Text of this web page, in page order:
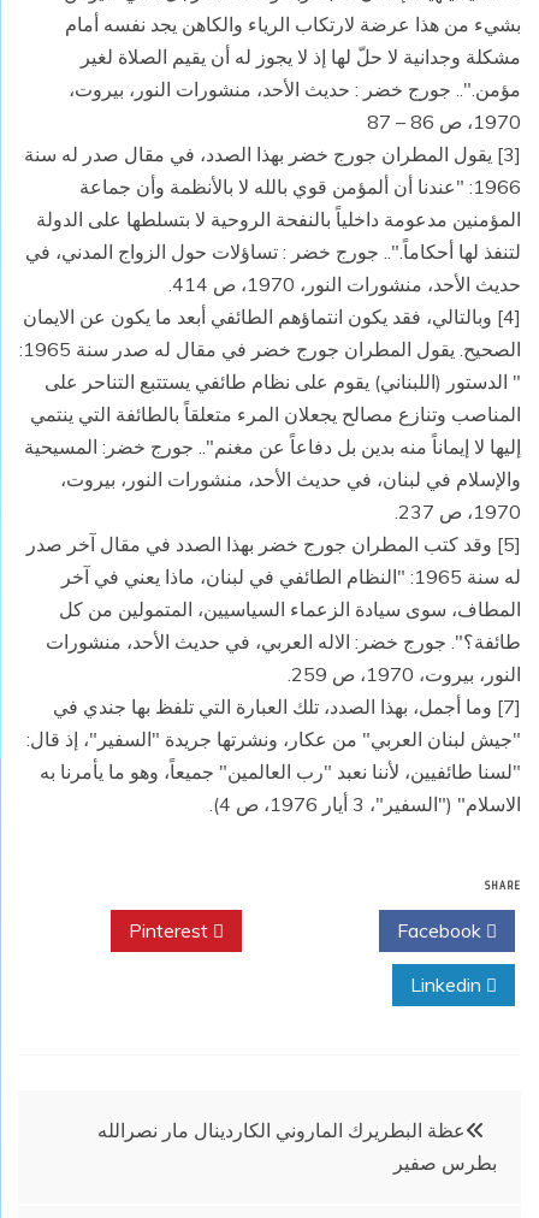
بشيء من هذا عرضة لارتكاب الرياء والكاهن يجد نفسه أمام
مشكلة وجدانية لا حلّ لها إذ لا يجوز له أن يقيم الصلاة لغير
مؤمن.".. جورج خضر : حديث الأحد، منشورات النور، بيروت،
1970، ص 86 – 87
[3] يقول المطران جورج خضر بهذا الصدد، في مقال صدر له سنة
1966: "عندنا أن ألمؤمن قوي بالله لا بالأنظمة وأن جماعة
المؤمنين مدعومة داخلياً بالنفحة الروحية لا بتسلطها على الدولة
لتنفذ لها أحكاماً.".. جورج خضر : تساؤلات حول الزواج المدني، في
حديث الأحد، منشورات النور، 1970، ص 414.
[4] وبالتالي، فقد يكون انتماؤهم الطائفي أبعد ما يكون عن الايمان
الصحيح. يقول المطران جورج خضر في مقال له صدر سنة 1965:
" الدستور (اللبناني) يقوم على نظام طائفي يستتبع التناحر على
المناصب وتنازع مصالح يجعلان المرء متعلقاً بالطائفة التي ينتمي
إليها لا إيماناً منه بدين بل دفاعاً عن مغنم".. جورج خضر: المسيحية
والإسلام في لبنان، في حديث الأحد، منشورات النور، بيروت،
1970، ص 237.
[5] وقد كتب المطران جورج خضر بهذا الصدد في مقال آخر صدر
له سنة 1965: "النظام الطائفي في لبنان، ماذا يعني في آخر
المطاف، سوى سيادة الزعماء السياسيين، المتمولين من كل
طائفة؟". جورج خضر: الاله العربي، في حديث الأحد، منشورات
النور، بيروت، 1970، ص 259.
[7] وما أجمل، بهذا الصدد، تلك العبارة التي تلفظ بها جندي في
"جيش لبنان العربي" من عكار، ونشرتها جريدة "السفير"، إذ قال:
"لسنا طائفيين، لأننا نعبد "رب العالمين" جميعاً، وهو ما يأمرنا به
الاسلام" ("السفير"، 3 أيار 1976، ص 4).
SHARE
تصفّح
المقالات
عظة البطريرك الماروني الكاردينال مار نصرالله
بطرس صفير